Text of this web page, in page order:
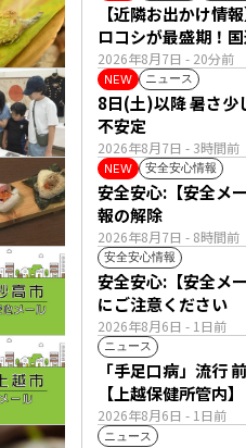
2026年8月7日 - 20分前
【近隣お出かけ情
ロコシが最盛期！
直売所は朝から長い
NEW ニュース
2026年8月7日 - 3時間前
8日(土)以降 暑さ少し和らぐも大気は
不安定
NEW 安全安心情報
2026年8月7日 - 8時間前
安全安心:【安全メ
報の解除
安全安心情報
2026年8月6日 - 1日前
安全安心:【安全メ
にご注意ください
ニュース
2026年8月6日 - 1日前
「手足口病」流行 前の週の3倍に増加
【上越保健所管内】
ニュース